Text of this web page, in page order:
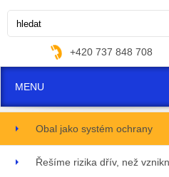
+420 737 848 708
MENU
Obal jako systém ochrany
Řešíme rizika dřív, než